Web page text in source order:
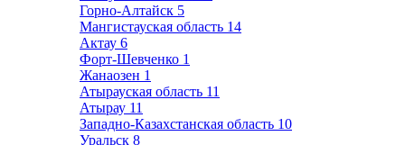
Горно-Алтайск 5
Мангистауская область 14
Актау 6
Форт-Шевченко 1
Жанаозен 1
Атырауская область 11
Атырау 11
Западно-Казахстанская область 10
Уральск 8